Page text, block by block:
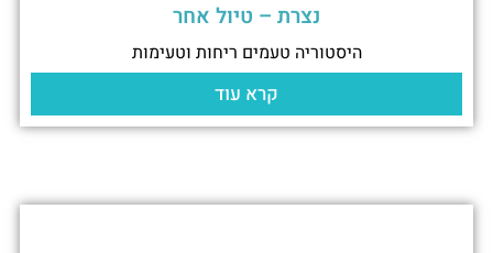
נצרת – טיול אחר
היסטוריה טעמים ריחות וטעימות
קרא עוד